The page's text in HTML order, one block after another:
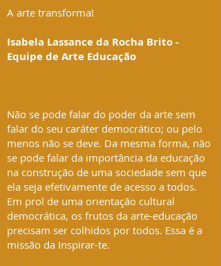
A arte transforma!
Isabela Lassance da Rocha Brito -
Equipe de Arte Educação
Não se pode falar do poder da arte sem
falar do seu caráter democrático; ou pelo
menos não se deve. Da mesma forma, não
se pode falar da importância da educação
na construção de uma sociedade sem que
ela seja efetivamente de acesso a todos.
Em prol de uma orientação cultural
democrática, os frutos da arte-educação
precisam ser colhidos por todos. Essa é a
missão da Inspirar-te.